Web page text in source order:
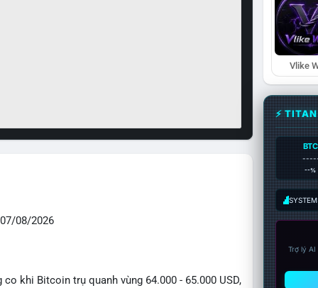
07/08/2026
khi Bitcoin trụ quanh vùng 64.000 - 65.000 USD,
Vlike
⚡
BTC
--%
Trợ lý